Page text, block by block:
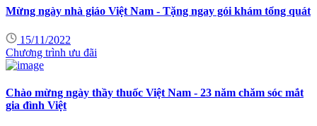
Mừng ngày nhà giáo Việt Nam - Tặng ngay gói khám tổng quát
15/11/2022
Chương trình ưu đãi
Chào mừng ngày thầy thuốc Việt Nam - 23 năm chăm sóc mắt
gia đình Việt